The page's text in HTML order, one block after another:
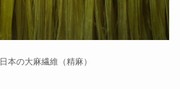
日本の大麻繊維（精麻）